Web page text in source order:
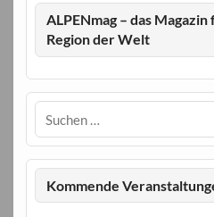
ALPENmag – das
Region der Welt
Kommende